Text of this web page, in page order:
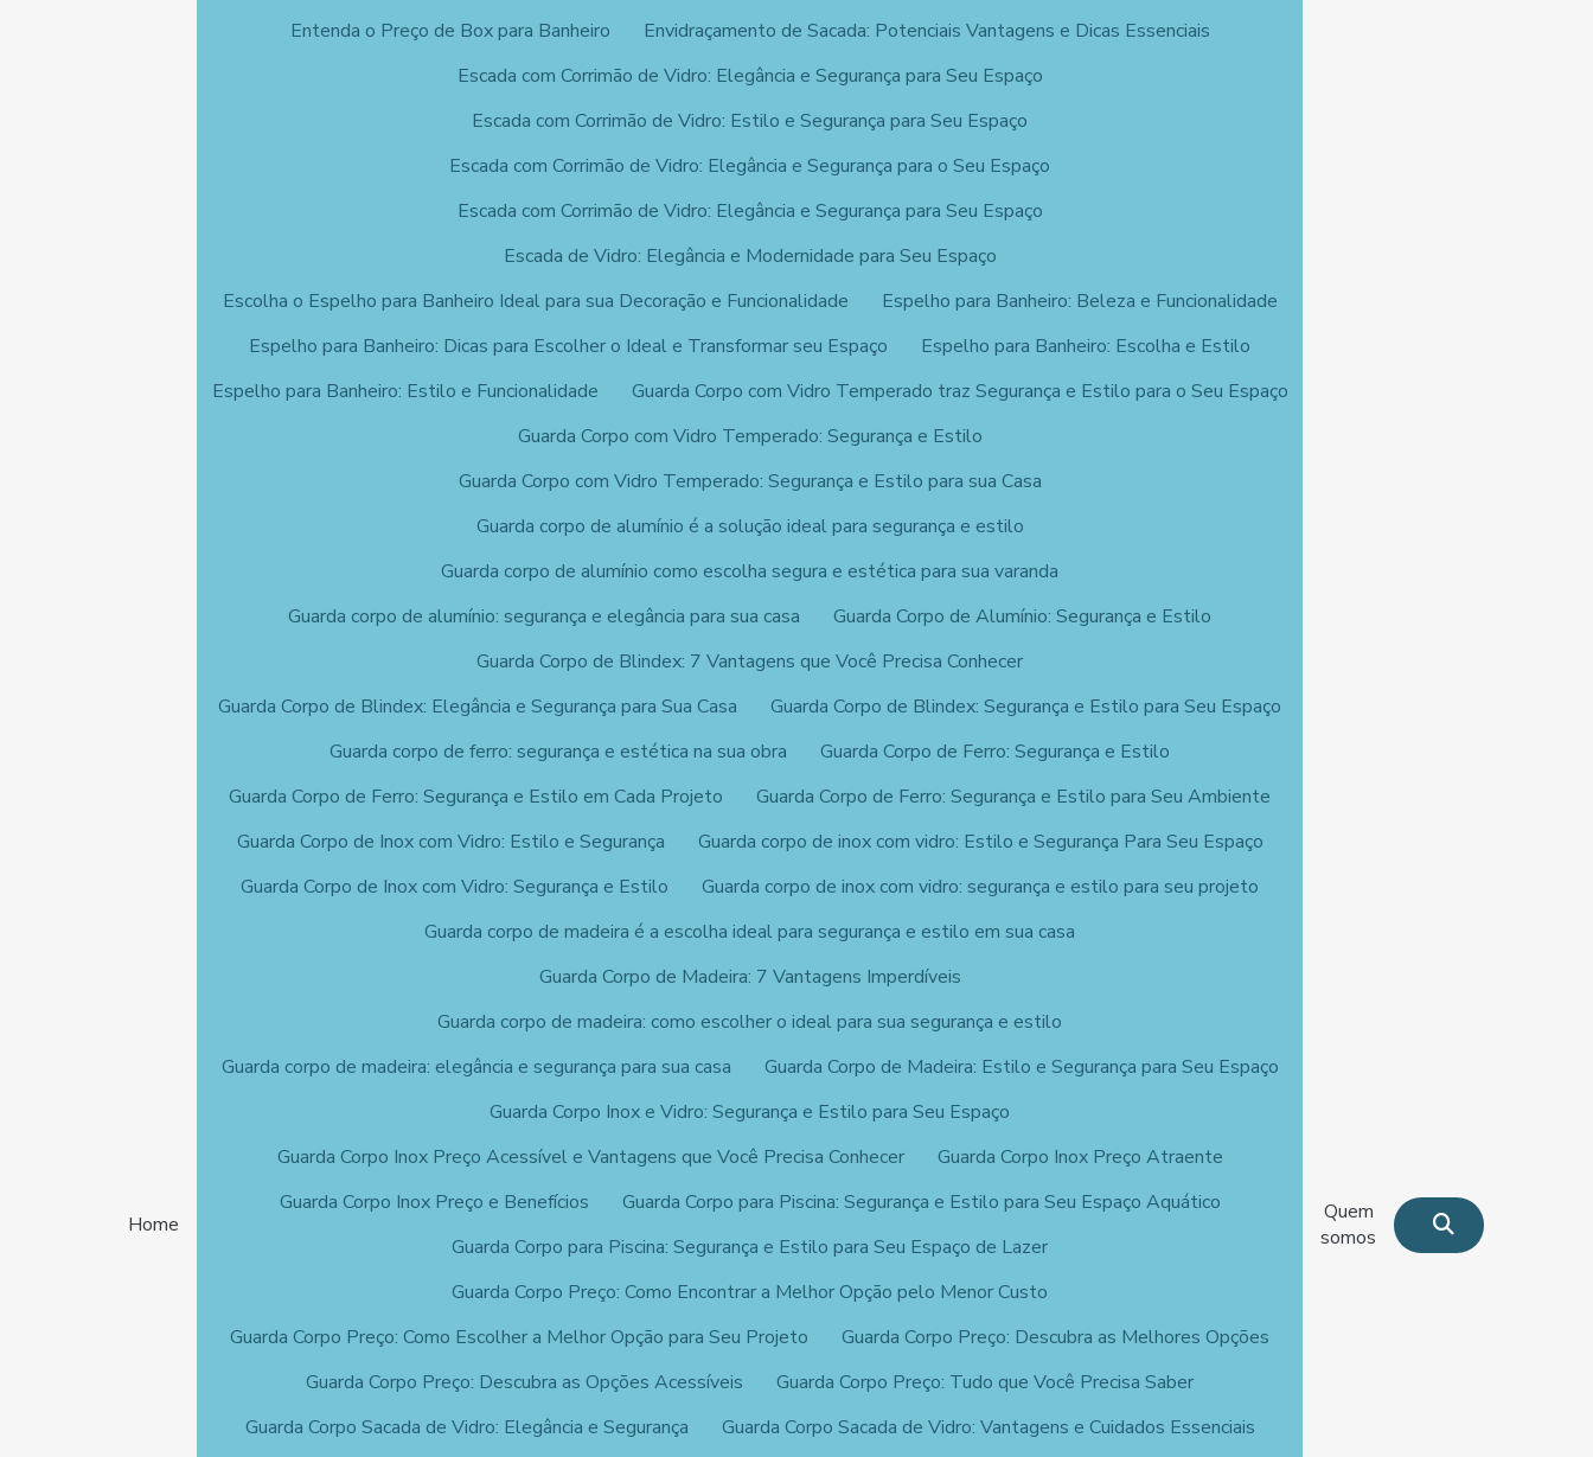
Home
Entenda o Preço de Box para Banheiro
Envidraçamento de Sacada: Potenciais Vantagens e Dicas Essenciais
Escada com Corrimão de Vidro: Elegância e Segurança para Seu Espaço
Escada com Corrimão de Vidro: Estilo e Segurança para Seu Espaço
Escada com Corrimão de Vidro: Elegância e Segurança para o Seu Espaço
Escada com Corrimão de Vidro: Elegância e Segurança para Seu Espaço
Escada de Vidro: Elegância e Modernidade para Seu Espaço
Escolha o Espelho para Banheiro Ideal para sua Decoração e Funcionalidade
Espelho para Banheiro: Beleza e Funcionalidade
Espelho para Banheiro: Dicas para Escolher o Ideal e Transformar seu Espaço
Espelho para Banheiro: Escolha e Estilo
Espelho para Banheiro: Estilo e Funcionalidade
Guarda Corpo com Vidro Temperado traz Segurança e Estilo para o Seu Espaço
Guarda Corpo com Vidro Temperado: Segurança e Estilo
Guarda Corpo com Vidro Temperado: Segurança e Estilo para sua Casa
Guarda corpo de alumínio é a solução ideal para segurança e estilo
Guarda corpo de alumínio como escolha segura e estética para sua varanda
Guarda corpo de alumínio: segurança e elegância para sua casa
Guarda Corpo de Alumínio: Segurança e Estilo
Guarda Corpo de Blindex: 7 Vantagens que Você Precisa Conhecer
Guarda Corpo de Blindex: Elegância e Segurança para Sua Casa
Guarda Corpo de Blindex: Segurança e Estilo para Seu Espaço
Guarda corpo de ferro: segurança e estética na sua obra
Guarda Corpo de Ferro: Segurança e Estilo
Guarda Corpo de Ferro: Segurança e Estilo em Cada Projeto
Guarda Corpo de Ferro: Segurança e Estilo para Seu Ambiente
Guarda Corpo de Inox com Vidro: Estilo e Segurança
Guarda corpo de inox com vidro: Estilo e Segurança Para Seu Espaço
Guarda Corpo de Inox com Vidro: Segurança e Estilo
Guarda corpo de inox com vidro: segurança e estilo para seu projeto
Guarda corpo de madeira é a escolha ideal para segurança e estilo em sua casa
Guarda Corpo de Madeira: 7 Vantagens Imperdíveis
Guarda corpo de madeira: como escolher o ideal para sua segurança e estilo
Guarda corpo de madeira: elegância e segurança para sua casa
Guarda Corpo de Madeira: Estilo e Segurança para Seu Espaço
Guarda Corpo Inox e Vidro: Segurança e Estilo para Seu Espaço
Guarda Corpo Inox Preço Acessível e Vantagens que Você Precisa Conhecer
Guarda Corpo Inox Preço Atraente
Guarda Corpo Inox Preço e Benefícios
Guarda Corpo para Piscina: Segurança e Estilo para Seu Espaço Aquático
Guarda Corpo para Piscina: Segurança e Estilo para Seu Espaço de Lazer
Guarda Corpo Preço: Como Encontrar a Melhor Opção pelo Menor Custo
Guarda Corpo Preço: Como Escolher a Melhor Opção para Seu Projeto
Guarda Corpo Preço: Descubra as Melhores Opções
Guarda Corpo Preço: Descubra as Opções Acessíveis
Guarda Corpo Preço: Tudo que Você Precisa Saber
Guarda Corpo Sacada de Vidro: Elegância e Segurança
Guarda Corpo Sacada de Vidro: Vantagens e Cuidados Essenciais
Quem
somos